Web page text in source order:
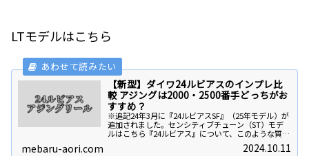
LTモデルはこちら
【新型】ダイワ24ルビアスのインプレ比
較 アジングは2000・2500番手どっちがお
すすめ？
※追記24年3月に『24ルビアスSF』（25年モデル）が
追加されました。センシティブチューン（ST）モデ
ルはこちら『24ルビアス』について、このような質問
に答えます！・アジングで選ぶ際、『LT2000S-P』
mebaru-aori.com 2024.10.11